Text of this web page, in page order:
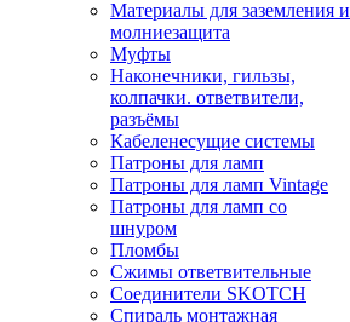
Материалы для заземления и
молниезащита
Муфты
Наконечники, гильзы,
колпачки. ответвители,
разъёмы
Кабеленесущие системы
Патроны для ламп
Патроны для ламп Vintage
Патроны для ламп со
шнуром
Пломбы
Сжимы ответвительные
Соединители SKOTCH
Спираль монтажная